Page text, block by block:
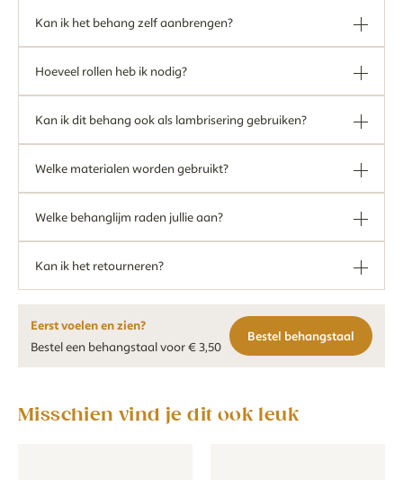
Kan ik het behang zelf aanbrengen?
Hoeveel rollen heb ik nodig?
Kan ik dit behang ook als lambrisering gebruiken?
Welke materialen worden gebruikt?
Welke behanglijm raden jullie aan?
Kan ik het retourneren?
Eerst voelen en zien?
Bestel een behangstaal voor € 3,50
Bestel behangstaal
Misschien vind je dit ook leuk